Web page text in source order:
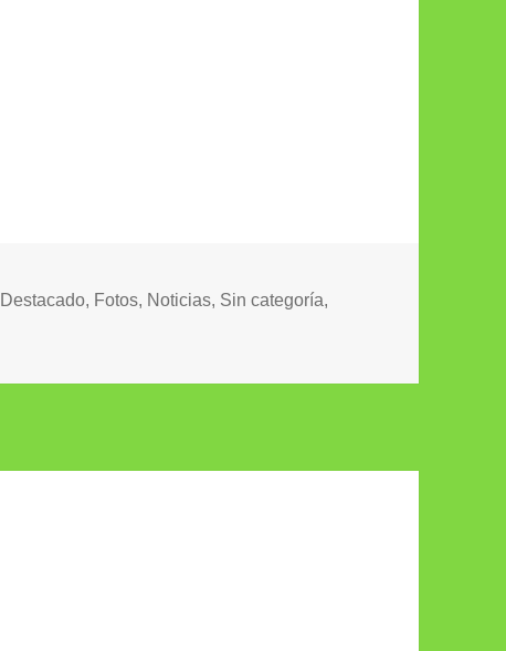
Categorías
Destacado, Fotos, Noticias, Sin categoría,